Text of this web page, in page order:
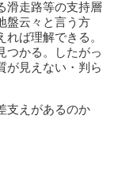
滑走路等の支持層
盤云々と言う方
ば理解できる。
かる。したがっ
が見えない・判ら
支えがあるのか